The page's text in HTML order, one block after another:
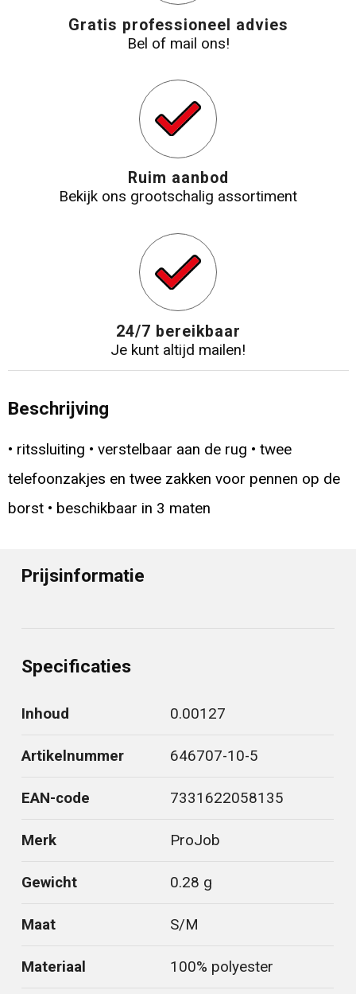
Gratis professioneel advies
Bel of mail ons!
Ruim aanbod
Bekijk ons grootschalig assortiment
24/7 bereikbaar
Je kunt altijd mailen!
Beschrijving
• ritssluiting • verstelbaar aan de rug • twee
telefoonzakjes en twee zakken voor pennen op de
borst • beschikbaar in 3 maten
Prijsinformatie
Specificaties
Inhoud 0.00127
Artikelnummer 646707-10-5
EAN-code 7331622058135
Merk ProJob
Gewicht 0.28 g
Maat S/M
Materiaal 100% polyester